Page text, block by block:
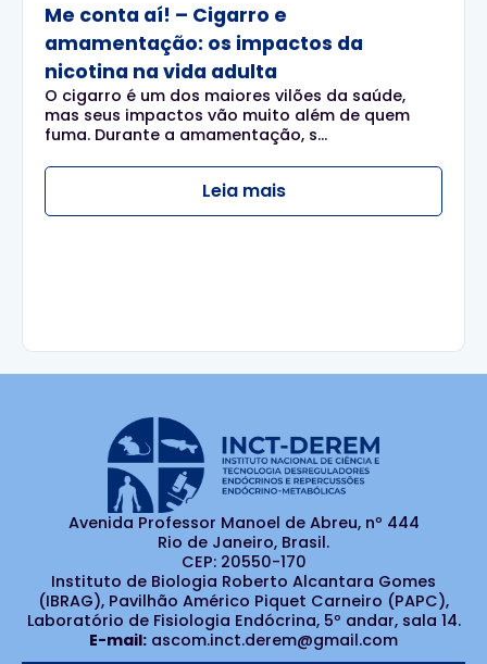
Me conta aí! – Cigarro e
amamentação: os impactos da
nicotina na vida adulta
O cigarro é um dos maiores vilões da saúde,
mas seus impactos vão muito além de quem
fuma. Durante a amamentação, s...
Leia mais
Avenida Professor Manoel de Abreu, nº 444
Rio de Janeiro, Brasil.
CEP: 20550-170
Instituto de Biologia Roberto Alcantara Gomes
(IBRAG), Pavilhão Américo Piquet Carneiro (PAPC),
Laboratório de Fisiologia Endócrina, 5º andar, sala 14.
E-mail: ascom.inct.derem@gmail.com